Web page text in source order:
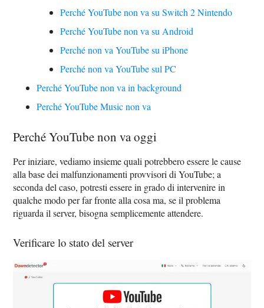
Perché YouTube non va su Switch 2 Nintendo
Perché YouTube non va su Android
Perché non va YouTube su iPhone
Perché non va YouTube sul PC
Perché YouTube non va in background
Perché YouTube Music non va
Perché YouTube non va oggi
Per iniziare, vediamo insieme quali potrebbero essere le cause
alla base dei malfunzionamenti provvisori di YouTube; a
seconda del caso, potresti essere in grado di intervenire in
qualche modo per far fronte alla cosa ma, se il problema
riguarda il server, bisogna semplicemente attendere.
Verificare lo stato del server